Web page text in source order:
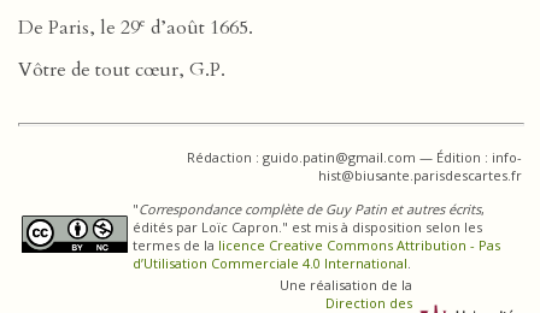
De Paris, le 29e d’août 1665.
Vôtre de tout cœur, G.P.
Rédaction : guido.patin@gmail.com — Édition : info-
hist@biusante.parisdescartes.fr
"Correspondance complète de Guy Patin et autres écrits,
édités par Loïc Capron." est mis à disposition selon les
termes de la licence Creative Commons Attribution - Pas
d’Utilisation Commerciale 4.0 International.
Une réalisation de la
Direction des